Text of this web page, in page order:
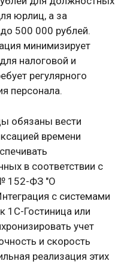
юрлиц, а за
500 000 рублей.
минимизирует
налоговой и
регулярного
персонала.
обязаны вести
времени
в соответствии с
152-ФЗ "О
с системами
1C-Гостиница или
учет
и скорость
реализация этих